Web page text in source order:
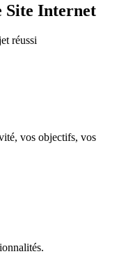
Site Internet
réussi
vos objectifs, vos